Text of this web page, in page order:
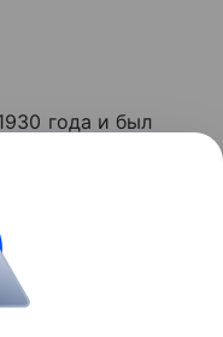
года и был
и сын. Всего в
почти 30
осенью 2024